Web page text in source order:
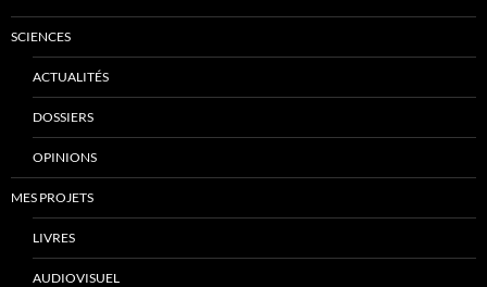
SCIENCES
ACTUALITÉS
DOSSIERS
OPINIONS
MES PROJETS
LIVRES
AUDIOVISUEL